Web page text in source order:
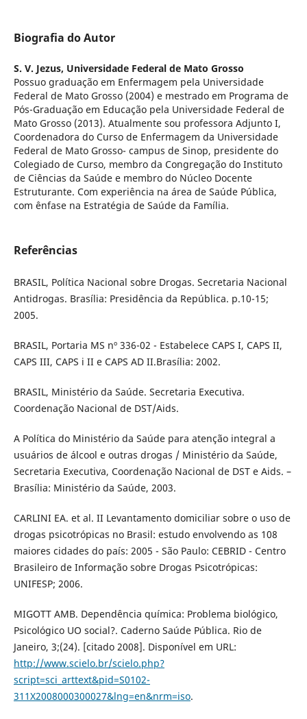
Biografia do Autor
S. V. Jezus, Universidade Federal de Mato Grosso
Possuo graduação em Enfermagem pela Universidade
Federal de Mato Grosso (2004) e mestrado em Programa de
Pós-Graduação em Educação pela Universidade Federal de
Mato Grosso (2013). Atualmente sou professora Adjunto I,
Coordenadora do Curso de Enfermagem da Universidade
Federal de Mato Grosso- campus de Sinop, presidente do
Colegiado de Curso, membro da Congregação do Instituto
de Ciências da Saúde e membro do Núcleo Docente
Estruturante. Com experiência na área de Saúde Pública,
com ênfase na Estratégia de Saúde da Família.
Referências
BRASIL, Política Nacional sobre Drogas. Secretaria Nacional
Antidrogas. Brasília: Presidência da República. p.10-15;
2005.
BRASIL, Portaria MS nº 336-02 - Estabelece CAPS I, CAPS II,
CAPS III, CAPS i II e CAPS AD II.Brasília: 2002.
BRASIL, Ministério da Saúde. Secretaria Executiva.
Coordenação Nacional de DST/Aids.
A Política do Ministério da Saúde para atenção integral a
usuários de álcool e outras drogas / Ministério da Saúde,
Secretaria Executiva, Coordenação Nacional de DST e Aids. –
Brasília: Ministério da Saúde, 2003.
CARLINI EA. et al. II Levantamento domiciliar sobre o uso de
drogas psicotrópicas no Brasil: estudo envolvendo as 108
maiores cidades do país: 2005 - São Paulo: CEBRID - Centro
Brasileiro de Informação sobre Drogas Psicotrópicas:
UNIFESP; 2006.
MIGOTT AMB. Dependência química: Problema biológico,
Psicológico UO social?. Caderno Saúde Pública. Rio de
Janeiro, 3;(24). [citado 2008]. Disponível em URL:
http://www.scielo.br/scielo.php?
script=sci_arttext&pid=S0102-
311X2008000300027&lng=en&nrm=iso.